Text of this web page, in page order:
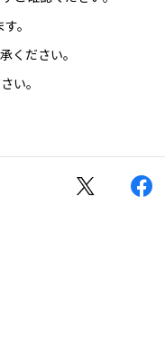
。
ください。
い。